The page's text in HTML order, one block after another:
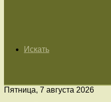
Искать
Пятница, 7 августа 2026